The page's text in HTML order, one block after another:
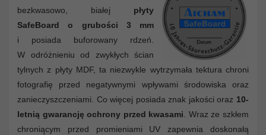
bezkwasowo, białej płyty
SafeBoard o grubości 3 mm
i posiada buforowany rdzeń.
W odróżnieniu od zwykłych ścian
tylnych z płyty MDF, ta niezwykle wytrzymała tektura chroni
fotografię przed negatywnymi wpływami środowiska oraz
zanieczyszczeniami. Co więcej posiada znak jakości oraz 10-
letnią gwarancję ochrony przed kwasami. Wraz ze szkłem
chroniącym przed promieniami UV zapewnia doskonałą